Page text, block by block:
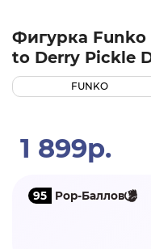
Фигурка Funko
to Derry Pickle
FUNKO
1 899р.
95 Pop-Баллов